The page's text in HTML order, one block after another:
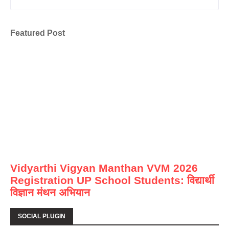
Featured Post
Vidyarthi Vigyan Manthan VVM 2026
Registration UP School Students: विद्यार्थी
विज्ञान मंथन अभियान
SOCIAL PLUGIN